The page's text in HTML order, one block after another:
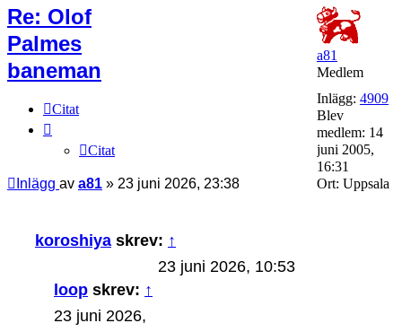
Re: Olof
Palmes
baneman
Citat
Citat
Inlägg av a81 » 23 juni 2026, 23:38
koroshiya skrev: ↑
23 juni 2026, 10:53
loop skrev: ↑
23 juni 2026,
a81
Medlem
Inlägg: 4909
Blev
medlem: 14
juni 2005,
16:31
Ort: Uppsala